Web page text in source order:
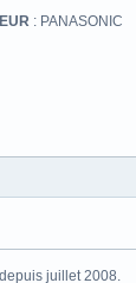
: PANASONIC
juillet 2008.